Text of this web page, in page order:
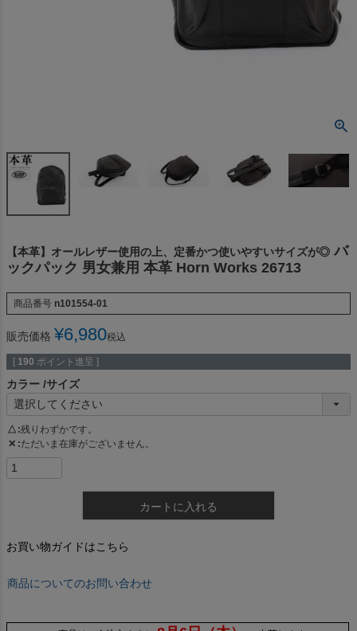
【本革】オールレザー使用の上、定番かつ使いやすいサイズが◎ バ
ックパック 男女兼用 本革 Horn Works 26713
商品番号 n101554-01
販売価格 ¥6,980税込
[ 190 ポイント進呈 ]
カラー サイズ
△ 残りわずかです。
✕ ただいま在庫がございません。
カートに入れる
お買い物ガイドはこちら
商品についてのお問い合わせ